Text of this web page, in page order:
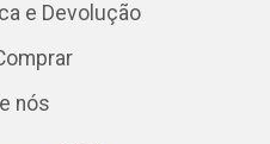
e Devolução
nós